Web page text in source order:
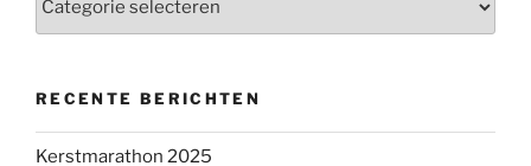
RECENTE BERICHTEN
Kerstmarathon 2025